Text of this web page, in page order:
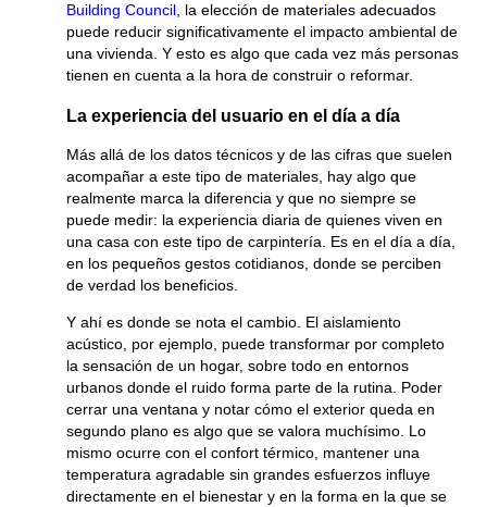
Building Council, la elección de materiales adecuados
puede reducir significativamente el impacto ambiental de
una vivienda. Y esto es algo que cada vez más personas
tienen en cuenta a la hora de construir o reformar.
La experiencia del usuario en el día a día
Más allá de los datos técnicos y de las cifras que suelen
acompañar a este tipo de materiales, hay algo que
realmente marca la diferencia y que no siempre se
puede medir: la experiencia diaria de quienes viven en
una casa con este tipo de carpintería. Es en el día a día,
en los pequeños gestos cotidianos, donde se perciben
de verdad los beneficios.
Y ahí es donde se nota el cambio. El aislamiento
acústico, por ejemplo, puede transformar por completo
la sensación de un hogar, sobre todo en entornos
urbanos donde el ruido forma parte de la rutina. Poder
cerrar una ventana y notar cómo el exterior queda en
segundo plano es algo que se valora muchísimo. Lo
mismo ocurre con el confort térmico, mantener una
temperatura agradable sin grandes esfuerzos influye
directamente en el bienestar y en la forma en la que se